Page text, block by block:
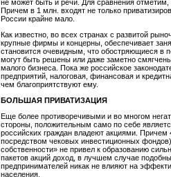
не может быть и речи. Для сравнения
Причем в 1 млн. входят не только
России крайне мало.
Как известно, во всех странах с развитой
крупные фирмы и концерны, обеспечивает
становится очевидным, что обостряющиеся в
могут быть решены или даже заметно
малого бизнеса. Пока же российское
предприятий, налоговая, финансовая и
чем благоприятствуют ему.
БОЛЬШАЯ ПРИВАТИЗАЦИЯ
Еще более противоречивыми и во многом
стороны, положительным само по себе
российских граждан владеют акциями. Причем
посредством чековых инвестиционных
собственности» не привел к образованию
пакетов акций доход, в лучшем случае
предпринимателей никак не влияют на
населения.